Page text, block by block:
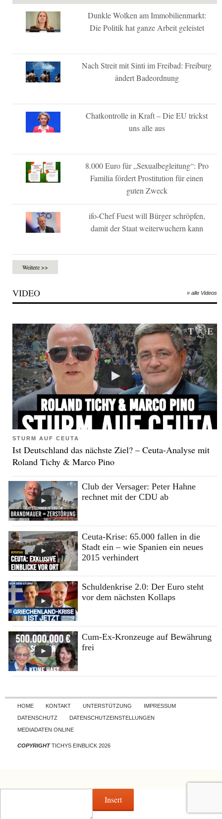
Dunkle Wolken am Immobilienmarkt:
Die Politik hat ganze Arbeit geleistet
Nach Streit mit Sinti im Freibad: Freiburg
ändert Badeordnung
Chatkontrolle in Kraft – Die EU trickst
uns alle aus
8.000 Euro für „Sexualbegleitung“: Pro
Familia fördert Prostitution für einen
guten Zweck
ifo-Chef Fuest will Bürger schröpfen,
damit der Staat weiterwuchern kann
Weitere >>
VIDEO » alle Videos
STURM AUF CEUTA
Ist Deutschland das nächste Ziel? – Ceuta-Analyse mit
Roland Tichy & Marco Pino
Club der Versager: Peter Hahne
rechnet mit der CDU ab
Ceuta-Krise: 65.000 fallen in die
Stadt ein – wie Spanien ein neues
2015 verhindert
Schuldenkrise 2.0: Der Euro steht
vor dem nächsten Kollaps
Cum-Ex-Kronzeuge auf Bewährung
frei
Skip to content
HOME KONTAKT UNTERSTÜTZUNG
IMPRESSUM
DATENSCHUTZ
DATENSCHUTZEINSTELLUNGEN
MEDIADATEN ONLINE
COPYRIGHTTICHYS EINBLICK 2026
Insert